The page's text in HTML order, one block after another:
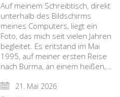
Auf meinem Schreibtisch, direkt
unterhalb des Bildschirms
meines Computers, liegt ein
Foto, das mich seit vielen Jahren
begleitet. Es entstand im Mai
1995, auf meiner ersten Reise
nach Burma, an einem heißen,…
21. Mai 2026